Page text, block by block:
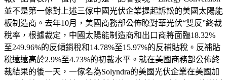
並不是第一傢對上述三傢中國光伏企業提起訴訟的美國太陽能
板制造商。去年10月，美國商務部公佈瞭對華光伏“雙反”終裁
稅率，根據裁定，中國太陽能制造商和出口商將面臨18.32%
至249.96%的反傾銷稅和14.78%至15.97%的反補貼稅。反補貼
稅遠遠高於2.9%至4.73%的初裁水平。就在美國商務部公佈終
裁結果的後一天，一傢名為Solyndra的美國光伏企業在美國加